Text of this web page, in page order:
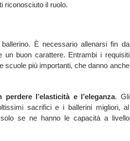
riconosciuto il ruolo.
È necessario allenarsi fin da
buon carattere. Entrambi i requisiti
scuole più importanti, che danno anche
l’elasticità e l’eleganza. Gli
sacrifici e i ballerini migliori, al
se ne hanno le capacità a livello